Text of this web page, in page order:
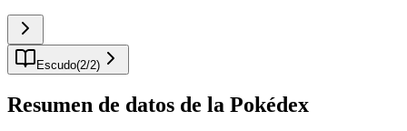
Escudo(2/2)
Resumen de datos de la Pokédex